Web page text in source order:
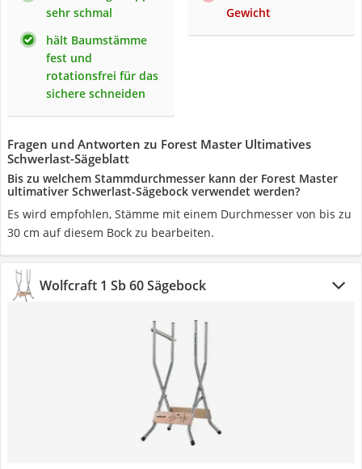
sehr schmal
hält Baumstämme
fest und
rotationsfrei für das
sichere schneiden
Gewicht
Fragen und Antworten zu Forest Master Ultimatives
Schwerlast-Sägeblatt
Bis zu welchem Stammdurchmesser kann der Forest Master
ultimativer Schwerlast-Sägebock verwendet werden?
Es wird empfohlen, Stämme mit einem Durchmesser von bis zu
30 cm auf diesem Bock zu bearbeiten.
Wolfcraft 1 Sb 60 Sägebock